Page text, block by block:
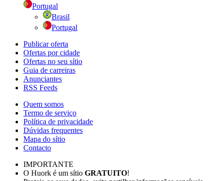
Portugal
Brasil
Portugal
Publicar oferta
Ofertas por cidade
Ofertas no seu sítio
Guia de carreiras
Anunciantes
RSS Feeds
Quem somos
Termo de serviço
Política de privacidade
Dúvidas frequentes
Mapa do sítio
Contacto
IMPORTANTE
O Huork é um sítio GRATUITO!